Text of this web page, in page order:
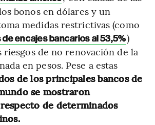
bonos en dólares y un
medidas restrictivas (como
encajes bancarios al 53,5%)
riesgos de no renovación de la
en pesos. Pese a estas
de los principales bancos de
se mostraron
de determinados